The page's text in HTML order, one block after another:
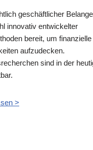
geschäftlicher
innovativ entwickelter
bereit, um finanzielle
aufzudecken.
sind in der
>